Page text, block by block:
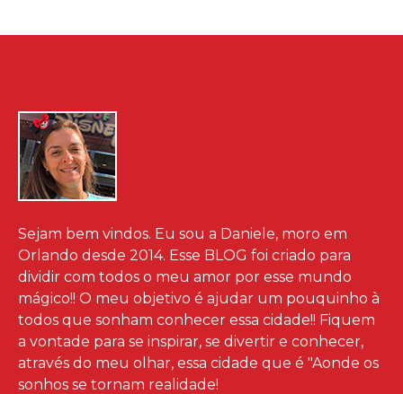
Sejam bem vindos. Eu sou a Daniele, moro em
Orlando desde 2014. Esse BLOG foi criado para
dividir com todos o meu amor por esse mundo
mágico!! O meu objetivo é ajudar um pouquinho à
todos que sonham conhecer essa cidade!! Fiquem
a vontade para se inspirar, se divertir e conhecer,
através do meu olhar, essa cidade que é "Aonde os
sonhos se tornam realidade!